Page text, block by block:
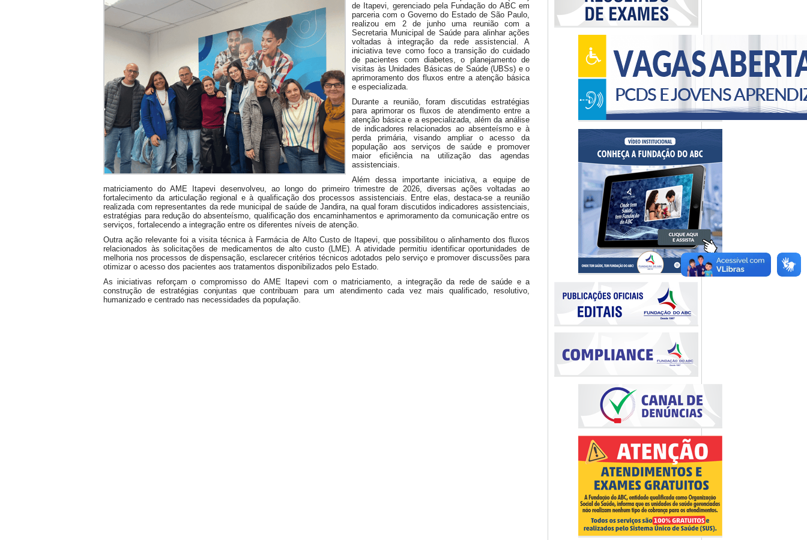
de Itapevi, gerenciado pela Fundação do ABC em
parceria com o Governo do Estado de São Paulo,
realizou em 2 de junho uma reunião com a
Secretaria Municipal de Saúde para alinhar ações
voltadas à integração da rede assistencial. A
iniciativa teve como foco a transição do cuidado
de pacientes com diabetes, o planejamento de
visitas às Unidades Básicas de Saúde (UBSs) e o
aprimoramento dos fluxos entre a atenção básica
e especializada.
Durante a reunião, foram discutidas estratégias
para aprimorar os fluxos de atendimento entre a
atenção básica e a especializada, além da análise
de indicadores relacionados ao absenteísmo e à
perda primária, visando ampliar o acesso da
população aos serviços de saúde e promover
maior eficiência na utilização das agendas
assistenciais.
Além dessa importante iniciativa, a equipe de
matriciamento do AME Itapevi desenvolveu, ao longo do primeiro trimestre de 2026, diversas ações voltadas ao
fortalecimento da articulação regional e à qualificação dos processos assistenciais. Entre elas, destaca-se a reunião
realizada com representantes da rede municipal de saúde de Jandira, na qual foram discutidos indicadores assistenciais,
estratégias para redução do absenteísmo, qualificação dos encaminhamentos e aprimoramento da comunicação entre os
serviços, fortalecendo a integração entre os diferentes níveis de atenção.
Outra ação relevante foi a visita técnica à Farmácia de Alto Custo de Itapevi, que possibilitou o alinhamento dos fluxos
relacionados às solicitações de medicamentos de alto custo (LME). A atividade permitiu identificar oportunidades de
melhoria nos processos de dispensação, esclarecer critérios técnicos adotados pelo serviço e promover discussões para
otimizar o acesso dos pacientes aos tratamentos disponibilizados pelo Estado.
As iniciativas reforçam o compromisso do AME Itapevi com o matriciamento, a integração da rede de saúde e a
construção de estratégias conjuntas que contribuam para um atendimento cada vez mais qualificado, resolutivo,
humanizado e centrado nas necessidades da população.